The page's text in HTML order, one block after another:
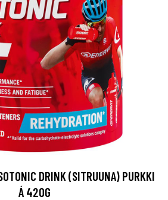
DRINK (SITRUUNA) PURKKI
Á 420G